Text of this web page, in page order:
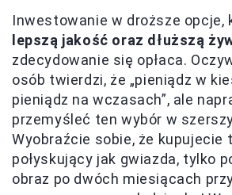
Inwestowanie w droższe opcje,
lepszą jakość oraz dłuższą
zdecydowanie się opłaca.
osób twierdzi, że „pieniądz w
pieniądz na wczasach”, ale
przemyśleć ten wybór w
Wyobraźcie sobie, że kupujecie
połyskujący jak gwiazda, tylko
obraz po dwóch miesiącach